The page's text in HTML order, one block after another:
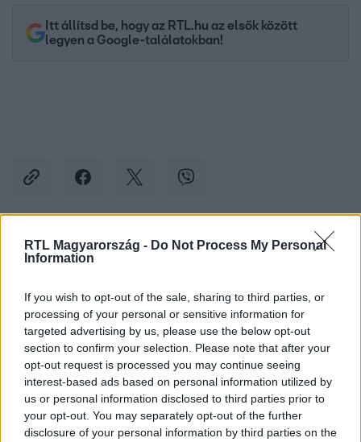
RTL Magyarország - Do Not Process My Personal
Information
If you wish to opt-out of the sale, sharing to third parties, or
processing of your personal or sensitive information for
targeted advertising by us, please use the below opt-out
section to confirm your selection. Please note that after your
opt-out request is processed you may continue seeing
interest-based ads based on personal information utilized by
us or personal information disclosed to third parties prior to
your opt-out. You may separately opt-out of the further
disclosure of your personal information by third parties on the
Itt állítsd be, hogy az RTL.hu az elsők között
legyen a Google-találatokban!
Kövess minket, és értesülj a friss hírekről a
Követem
#BELFÖLD # POKORNI ZOLTÁN # TELEX